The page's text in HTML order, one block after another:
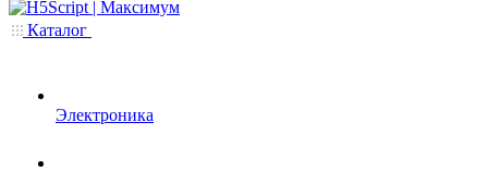
Каталог
Электроника